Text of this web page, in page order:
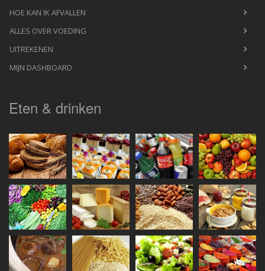
HOE KAN IK AFVALLEN
ALLES OVER VOEDING
UITREKENEN
MIJN DASHBOARD
Eten & drinken